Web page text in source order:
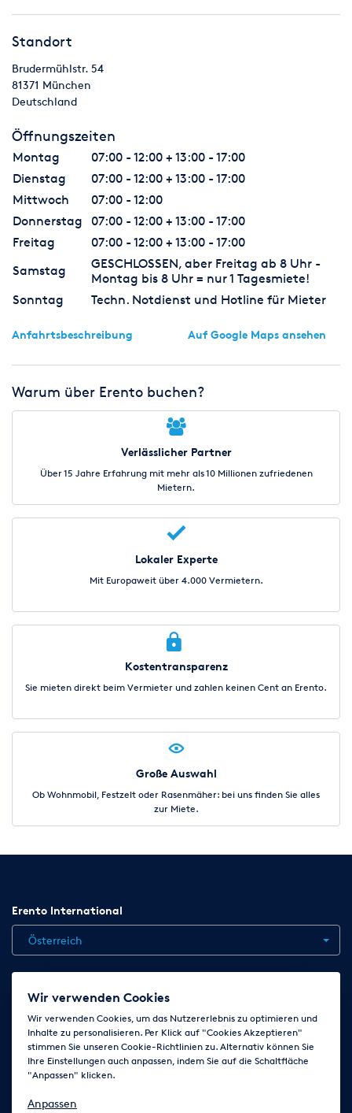
Standort
Brudermühlstr. 54
81371 München
Deutschland
Öffnungszeiten
Montag
07:00 - 12:00 + 13:00 - 17:00
Dienstag
07:00 - 12:00 + 13:00 - 17:00
Mittwoch
07:00 - 12:00
Donnerstag
07:00 - 12:00 + 13:00 - 17:00
Freitag
07:00 - 12:00 + 13:00 - 17:00
Samstag
GESCHLOSSEN, aber Freitag ab 8 Uhr -
Montag bis 8 Uhr = nur 1 Tagesmiete!
Sonntag
Techn. Notdienst und Hotline für Mieter
Anfahrtsbeschreibung Auf Google Maps ansehen
Warum über Erento buchen?
Verlässlicher Partner
Über 15 Jahre Erfahrung mit mehr als 10 Millionen zufriedenen
Mietern.
Lokaler Experte
Mit Europaweit über 4.000 Vermietern.
Kostentransparenz
Sie mieten direkt beim Vermieter und zahlen keinen Cent an Erento.
Große Auswahl
Ob Wohnmobil, Festzelt oder Rasenmäher: bei uns finden Sie alles
zur Miete.
Erento International
Österreich
Jobs Kontakt News
AGB
Impressum Cookie-Einstellungen ändern
Folge uns auf
Wir verwenden Cookies
Wir verwenden Cookies, um das Nutzererlebnis zu optimieren und
Inhalte zu personalisieren. Per Klick auf "Cookies Akzeptieren"
stimmen Sie unseren Cookie-Richtlinien zu. Alternativ können Sie
Ihre Einstellungen auch anpassen, indem Sie auf die Schaltfläche
"Anpassen" klicken.
Anpassen